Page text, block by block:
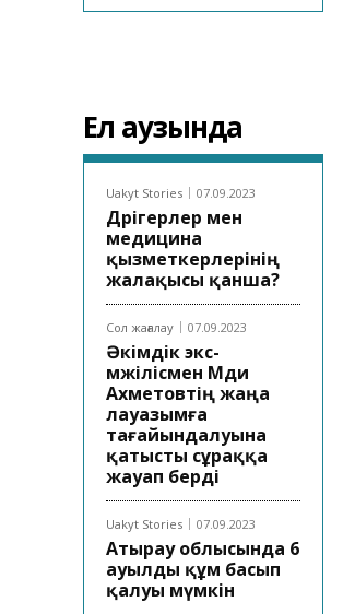
Ел аузында
Uakyt Stories 07.09.2023
Дәрігерлер мен
медицина
қызметкерлерінің
жалақысы қанша?
Сол жағалау 07.09.2023
Әкімдік экс-
мәжілісмен Мәди
Ахметовтің жаңа
лауазымға
тағайындалуына
қатысты сұраққа
жауап берді
Uakyt Stories 07.09.2023
Атырау облысында 6
ауылды құм басып
қалуы мүмкін